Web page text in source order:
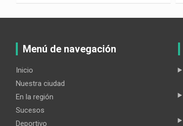
Menú de navegación
Inicio
Nuestra ciudad
En la región
Sucesos
Deportivo